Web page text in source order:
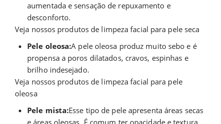
aumentada e sensação de repuxamento e
desconforto.
Veja nossos produtos de limpeza facial para pele seca
Pele oleosa:A pele oleosa produz muito sebo e é
propensa a poros dilatados, cravos, espinhas e
brilho indesejado.
Veja nossos produtos de limpeza facial para pele
oleosa
Pele mista:Esse tipo de pele apresenta áreas secas